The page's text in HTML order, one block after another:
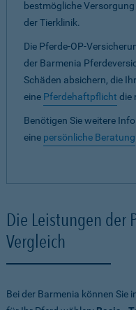
bestmögliche
der Tierklinik.
Die Pferde-OP-
der Barmenia
Schäden absichern, die
eine Pferdehaftpflicht die
Benötigen Sie weitere
eine persönliche Beratung
Die Leistungen der
Vergleich
Bei der Barmenia können Sie